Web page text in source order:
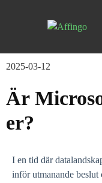
2025-03-12
Är
er?
I en tid där
inför utmanande beslut